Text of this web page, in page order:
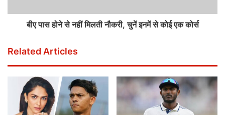
बीए पास होने से नहीं मिलती नौकरी, चुनें इनमें से कोई एक कोर्स
Related Articles